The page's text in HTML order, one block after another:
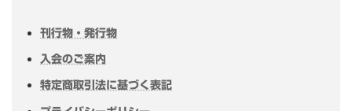
刊行物・発行物
入会のご案内
特定商取引法に基づく表記